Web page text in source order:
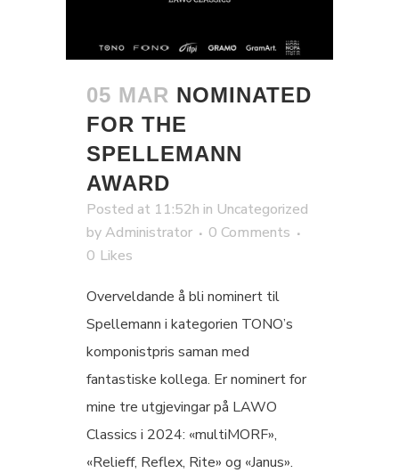
05 MAR NOMINATED
FOR THE
SPELLEMANN
AWARD
Posted at 11:52h in Uncategorized
byAdministrator
0 Comments
0 Likes
Overveldande å bli nominert til
Spellemann i kategorien TONO’s
komponistpris saman med
fantastiske kollega. Er nominert for
mine tre utgjevingar på LAWO
Classics i 2024: «multiMORF»,
«Relieff, Reflex, Rite» og «Janus».